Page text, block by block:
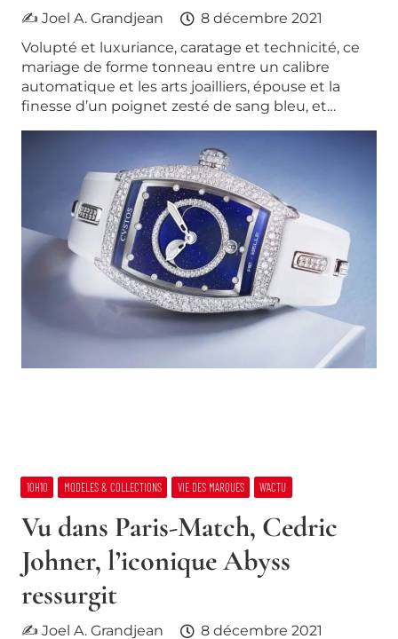
✍ Joel A. Grandjean
8 décembre 2021
Volupté et luxuriance, caratage et technicité, ce
mariage de forme tonneau entre un calibre
automatique et les arts joailliers, épouse et la
finesse d’un poignet zesté de sang bleu, et…
10H10 MODELES & COLLECTIONS VIE DES MARQUES W’ACTU
Vu dans Paris-Match, Cedric
Johner, l’iconique Abyss
ressurgit
✍ Joel A. Grandjean
8 décembre 2021